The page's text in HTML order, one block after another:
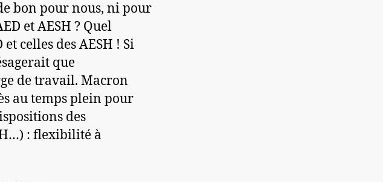
bon pour nous, ni pour
et AESH ? Quel
celles des AESH ! Si
que
de travail. Macron
au temps plein pour
des
: flexibilité à